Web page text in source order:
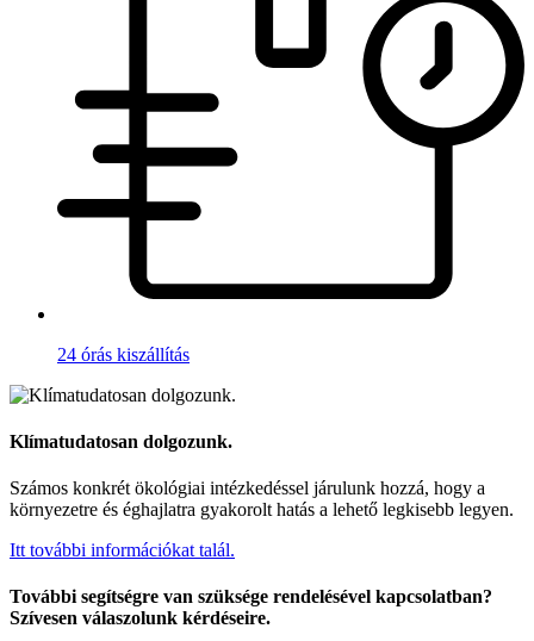
24 órás kiszállítás
Klímatudatosan dolgozunk.
Számos konkrét ökológiai intézkedéssel járulunk hozzá, hogy a
környezetre és éghajlatra gyakorolt hatás a lehető legkisebb legyen.
Itt további információkat talál.
További segítségre van szüksége rendelésével kapcsolatban?
Szívesen válaszolunk kérdéseire.